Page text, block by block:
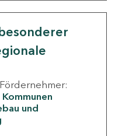
Fördernehmer:
Kommunen
und